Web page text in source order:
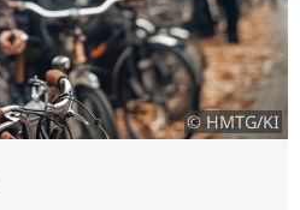
© HMTG/KI